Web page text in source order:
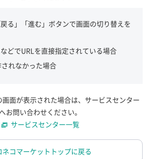
る」「進む」ボタンで画面の切り替えを
どでURLを直接指定されている場合
れなかった場合
画面が表示された場合は、サービスセンター
へお問い合わせください。
サービスセンター一覧
ネコマーケットトップに戻る